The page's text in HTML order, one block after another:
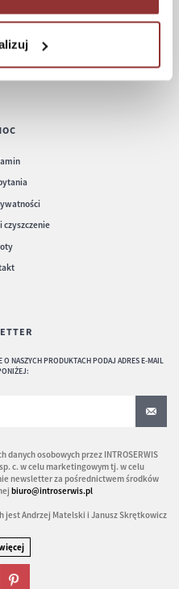
czyszczenie
NASZYCH PRODUKTACH PODAJ ADRES E-MAIL
osobowych przez INTROSERWIS
c. w celu marketingowym tj. w celu
newsletter za pośrednictwem środków
biuro@introserwis.pl
jest Andrzej Matelski i Janusz Skrętkowicz